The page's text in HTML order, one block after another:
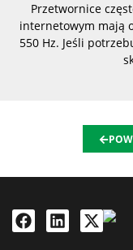
Przetwornice
internetowym mają
550 Hz. Jeśli